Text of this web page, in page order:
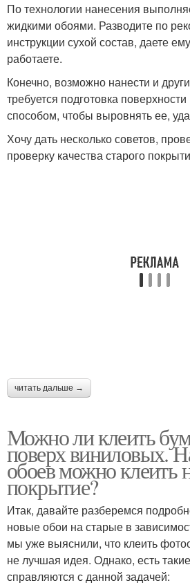
По технологии нанесения
жидкими обоями. Разводите по
инструкции сухой состав, даете
работаете.
Конечно, возможно нанести и
требуется подготовка
способом, чтобы выровнять ее,
Хочу дать несколько советов,
проверку качества старого
читать дальше →
Можно ли клеить
поверх виниловых.
обоев можно клеить
покрытие?
Итак, давайте разберемся
новые обои на старые в
мы уже выяснили, что клеить
не лучшая идея. Однако, есть
справляются с данной задачей: